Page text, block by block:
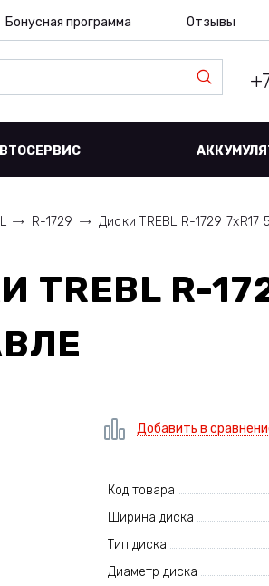
Бонусная программа Отзывы
R-1729 Диски TREBL R-1729 7xR17
TREBL R-
Добавить в
Код товара
Ширина диска
Тип диска
Диаметр диска